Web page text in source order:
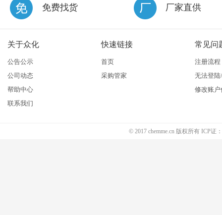
免费找货 厂家直供
关于众化
公告公示
公司动态
帮助中心
联系我们
快速链接
首页
采购管家
常见问
注册流程
无法登
修改账户
© 2017 chemme.cn 版权所有 ICP证：